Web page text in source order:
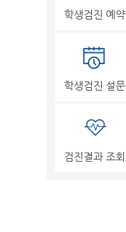
학생검진 예약
학생검진 설문
검진결과 조회